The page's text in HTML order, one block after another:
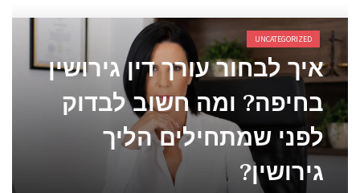
אביזרים ומתנות לגבר שאוהב להיות בשטח
אשפוז פסיכיאטרי ביתי: הגישה הדיסקרטית שמשנה את כללי המשחק בבריאות הנפש
UNCATEGORIZED
איך לבחור עורך דין גירושין
בחיפה? ומה חשוב לבדוק
לפני שמתחילים הליך
גירושין?